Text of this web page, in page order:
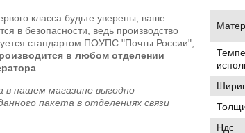
класса будьте уверены, ваше
в безопасности, ведь производство
стандартом ПОУПС "Почты России",
в любом отделении
в нашем магазине выгодно
пакета в отделениях связи
Ндс